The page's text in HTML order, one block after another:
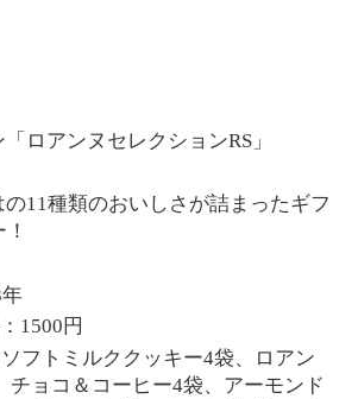
ロアンヌセレクションRS」
11種類のおいしさが詰まったギフ
1500円
フトミルククッキー4袋、ロアン
チョコ＆コーヒー4袋、アーモンド